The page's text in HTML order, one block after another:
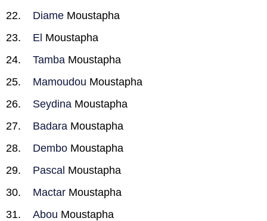
Diame Moustapha
El Moustapha
Tamba Moustapha
Mamoudou Moustapha
Seydina Moustapha
Badara Moustapha
Dembo Moustapha
Pascal Moustapha
Mactar Moustapha
Abou Moustapha